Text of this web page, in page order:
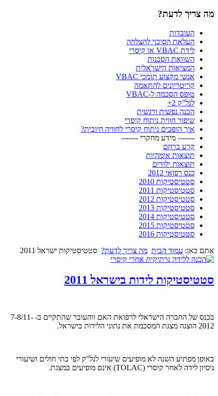
מה צריך לדעת?
העובדות
העלאת הסיכוי להצלחה
לידת VBAC או קיסרי
השוואת הסכנות
המציאות הישראלית
אנשי מקצוע תומכי VBAC
קריטריונים להתאמה
טופס הסכמה ל-VBAC
לנל"ק 2+
הכנה נפשית ורגשית
שיפור חווית ניתוח קיסרי
איך הופכים ניתוח קיסרי לחוויה חיובית?
------- מידע מחקרי -------
קרע ברחם
תוצאות אימהיות
תוצאות ילודים
כנס רפואי 2012
סטטיסטיקות 2010
סטטיסטיקות 2011
סטטיסטיקות 2012
סטטיסטיקות 2013
סטטיסטיקות 2014
סטטיסטיקות 2015
סטטיסטיקות 2016
אתם כאן: עמוד הבית מה צריך לדעת? סטטיסטיקות ישראל 2011
סטטיסטיקות לידות בישראל 2011
בכנס של החברה הישראלי לרפואת האם ווהעובר שהתקיים ב- 7-8/11-
2012 הוצגה מצגת המסכמת את נתוני הלידות בישראל.
באופן מפתיע השנה לא מופיעים שיעורי לנל"ק לפי בתי חולים ושיעורי
ניסיון לידה לאחר קיסרי (TOLAC) אינם מופיעים במצגת.